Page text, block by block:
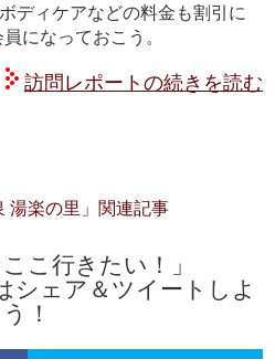
ディケアなどの料金も割引に
になっておこう。
訪問レポートの続きを読む
湯楽の里」関連記事
こ行きたい！」
シェア＆ツイートしよ
う！